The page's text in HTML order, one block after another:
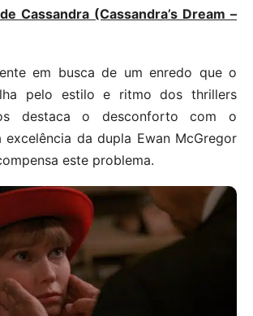
Cassandra (Cassandra’s Dream –
em busca de um enredo que o
pelo estilo e ritmo dos thrillers
destaca o desconforto com o
excelência da dupla Ewan McGregor
este problema.